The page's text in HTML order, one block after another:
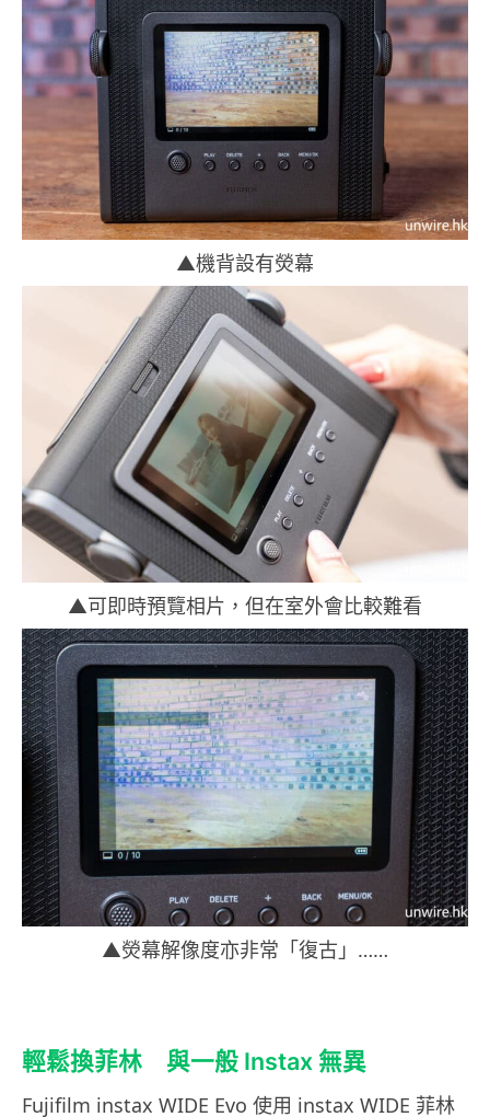
▲機背設有熒幕
▲可即時預覽相片，但在室外會比較難看
▲熒幕解像度亦非常「復古」……
輕鬆換菲林 與一般 Instax 無異
Fujifilm instax WIDE Evo 使用 instax WIDE 菲林